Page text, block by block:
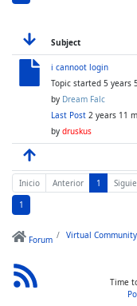
Subject
i cannoot login
Topic started 5 years
by Dream Falc
Last Post 2 years 11
by druskus
Inicio Anterior 1
1
Forum Virtual Community
Time